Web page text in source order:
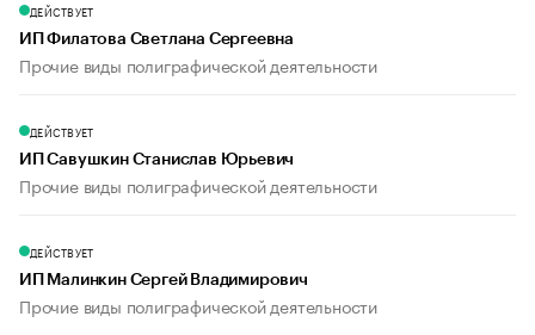
ДЕЙСТВУЕТ
ИП Филатова Светлана Сергеевна
Прочие виды полиграфической деятельности
ДЕЙСТВУЕТ
ИП Савушкин Станислав Юрьевич
Прочие виды полиграфической деятельности
ДЕЙСТВУЕТ
ИП Малинкин Сергей Владимирович
Прочие виды полиграфической деятельности